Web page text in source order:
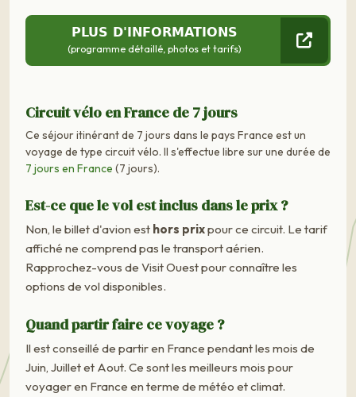
PLUS D'INFORMATIONS
(programme détaillé, photos et tarifs)
Circuit vélo en France de 7 jours
Ce séjour itinérant de 7 jours dans le pays France est un
voyage de type circuit vélo. Il s'effectue libre sur une durée de
7 jours en France (7 jours).
Est-ce que le vol est inclus dans le prix ?
Non, le billet d'avion est hors prixpour ce circuit. Le tarif
affiché ne comprend pas le transport aérien.
Rapprochez-vous de Visit Ouest pour connaître les
options de vol disponibles.
Quand partir faire ce voyage ?
Il est conseillé de partir en France pendant les mois de
Juin, Juillet et Aout. Ce sont les meilleurs mois pour
voyager en France en terme de météo et climat.